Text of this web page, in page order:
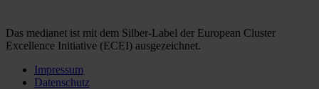
Das medianet ist mit dem Silber-Label der European Cluster
Excellence Initiative (ECEI) ausgezeichnet.
Impressum
Datenschutz